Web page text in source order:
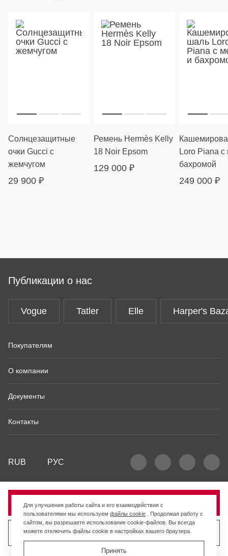
Продано
Продать похожий товар
Солнцезащитные
очки Gucci с
жемчугом
29 900 ₽
Ремень Hermès Kelly
18 Noir Epsom
129 000 ₽
Loro Piana
бахромой
249 000 ₽
Публикации о нас
Vogue Tatler Elle Harper's
Покупателям
О компании
Документы
Контакты
RUB РУС
Для улучшения работы сайта и его взаимодействия с
пользователями мы используемфайлы cookie . Продолжая работу с
сайтом, вы разрешаете использование cookie-файлов. Вы всегда
можете отключить файлы cookie в настройках вашего браузера.
Принять